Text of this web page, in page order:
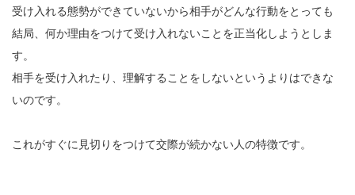
受け入れる態勢ができていないから相手がどんな行動をとっても
結局、何か理由をつけて受け入れないことを正当化しようとしま
す。
相手を受け入れたり、理解することをしないというよりはできな
いのです。
これがすぐに見切りをつけて交際が続かない人の特徴です。